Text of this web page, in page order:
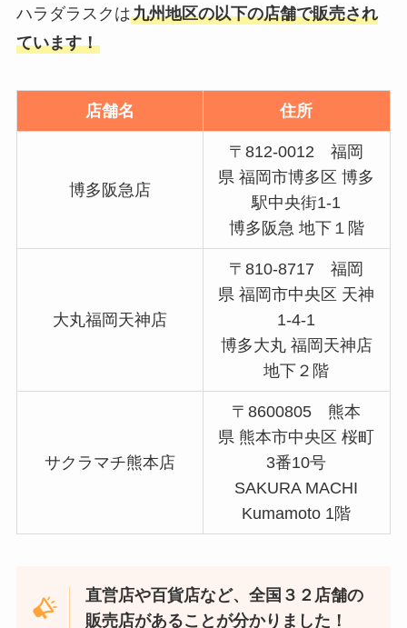
ハラダラスクは九州地区の以下の店舗で販売され
ています！
店舗名 住所
博多阪急店
〒812-0012 福岡
県 福岡市博多区 博多
駅中央街1-1
博多阪急 地下１階
大丸福岡天神店
〒810-8717 福岡
県 福岡市中央区 天神
1-4-1
博多大丸 福岡天神店
地下２階
サクラマチ熊本店
〒8600805 熊本
県 熊本市中央区 桜町
3番10号
SAKURA MACHI
Kumamoto 1階
直営店や百貨店など、全国３２店舗の
販売店があることが分かりました！